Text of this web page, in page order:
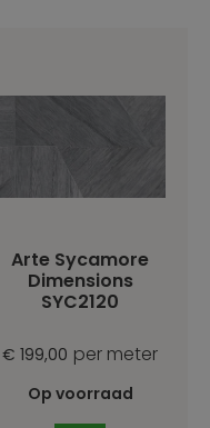
Arte Sycamore
Dimensions
SYC2120
€ 199,00 per meter
Op voorraad